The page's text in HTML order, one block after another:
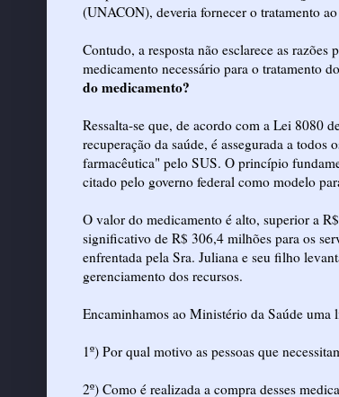
(UNACON), deveria fornecer o tratamento
Contudo, a resposta não esclarece as
medicamento necessário para o tratamento
do medicamento?
Ressalta-se que, de acordo com a Lei 8080
recuperação da saúde, é assegurada a
farmacêutica" pelo SUS. O princípio
citado pelo governo federal como modelo
O valor do medicamento é alto, superior a
significativo de R$ 306,4 milhões para os
enfrentada pela Sra. Juliana e seu filho
gerenciamento dos recursos.
Encaminhamos ao Ministério da Saúde uma
1º) Por qual motivo as pessoas que
2º) Como é realizada a compra desses